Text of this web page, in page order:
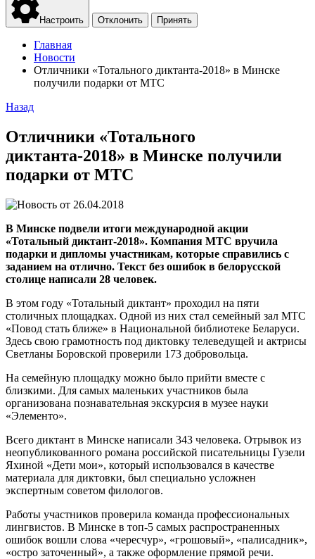
Настроить Отклонить Принять
Главная
Новости
Отличники «Тотального диктанта-2018» в Минске
получили подарки от МТС
Назад
Отличники «Тотального
диктанта-2018» в Минске получили
подарки от МТС
26.04.2018
В Минске подвели итоги международной акции
«Тотальный диктант-2018». Компания МТС вручила
подарки и дипломы участникам, которые справились с
заданием на отлично. Текст без ошибок в белорусской
столице написали 28 человек.
В этом году «Тотальный диктант» проходил на пяти
столичных площадках. Одной из них стал семейный зал МТС
«Повод стать ближе» в Национальной библиотеке Беларуси.
Здесь свою грамотность под диктовку телеведущей и актрисы
Светланы Боровской проверили 173 добровольца.
На семейную площадку можно было прийти вместе с
близкими. Для самых маленьких участников была
организована познавательная экскурсия в музее науки
«Элементо».
Всего диктант в Минске написали 343 человека. Отрывок из
неопубликованного романа российской писательницы Гузели
Яхиной «Дети мои», который использовался в качестве
материала для диктовки, был специально усложнен
экспертным советом филологов.
Работы участников проверила команда профессиональных
лингвистов. В Минске в топ-5 самых распространенных
ошибок вошли слова «чересчур», «грошовый», «палисадник»,
«остро заточенный», а также оформление прямой речи.